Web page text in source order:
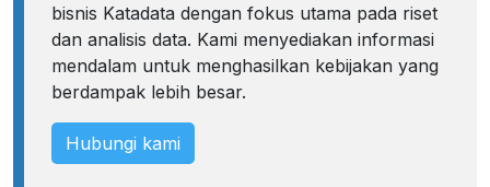
bisnis Katadata dengan fokus utama pada riset
dan analisis data. Kami menyediakan informasi
mendalam untuk menghasilkan kebijakan yang
berdampak lebih besar.
Hubungi kami